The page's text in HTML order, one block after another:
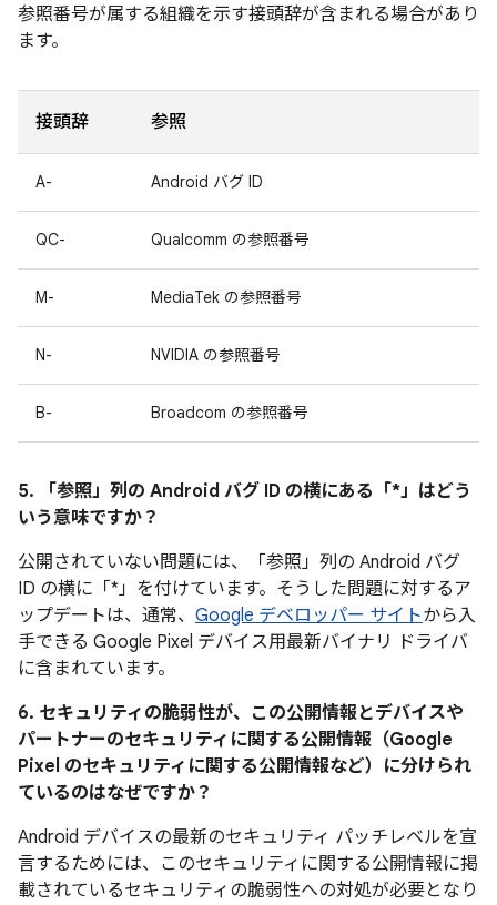
参照番号が属する組織を示す接頭辞が含まれる場合があり
ます。
接頭辞 参照
A- Android バグ ID
QC- Qualcomm の参照番号
M- MediaTek の参照番号
N- NVIDIA の参照番号
B- Broadcom の参照番号
5. 「参照」 列の Android バグ ID の横にある「*」はどう
いう意味ですか？
公開されていない問題には、「参照」列の Android バグ
ID の横に「*」を付けています。そうした問題に対するア
ップデートは、通常、 Google デベロッパー サイトから入
手できる Google Pixel デバイス用最新バイナリ ドライバ
に含まれています。
6. セキュリティの脆弱性が、この公開情報とデバイスや
パートナーのセキュリティに関する公開情報（Google
Pixel のセキュリティに関する公開情報など）に分けられ
ているのはなぜですか？
Android デバイスの最新のセキュリティ パッチレベルを宣
言するためには、このセキュリティに関する公開情報に掲
載されているセキュリティの脆弱性への対処が必要となり